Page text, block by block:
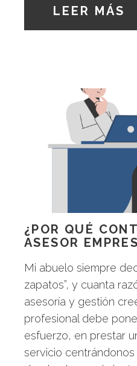
LEER MÁS
¿POR QUÉ
ASESOR
Mi abuelo siempre
zapatos”, y cuanta
asesoría y gestión
profesional debe
esfuerzo, en prestar
servicio